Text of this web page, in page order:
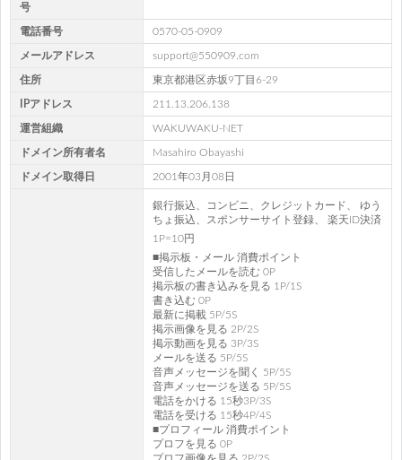
号
電話番号 0570-05-0909
メールアドレス support@550909.com
住所 東京都港区赤坂9丁目6-29
IPアドレス 211.13.206.138
運営組織 WAKUWAKU-NET
ドメイン所有者名 Masahiro Obayashi
ドメイン取得日 2001年03月08日
銀行振込、コンビニ、クレジットカード、 ゆう
ちょ振込、スポンサーサイト登録、 楽天ID決済
1P=10円
■掲示板・メール 消費ポイント
受信したメールを読む 0P
掲示板の書き込みを見る 1P/1S
書き込む 0P
最新に掲載 5P/5S
掲示画像を見る 2P/2S
掲示動画を見る 3P/3S
メールを送る 5P/5S
音声メッセージを聞く 5P/5S
音声メッセージを送る 5P/5S
電話をかける 15秒3P/3S
電話を受ける 15秒4P/4S
■プロフィール 消費ポイント
プロフを見る 0P